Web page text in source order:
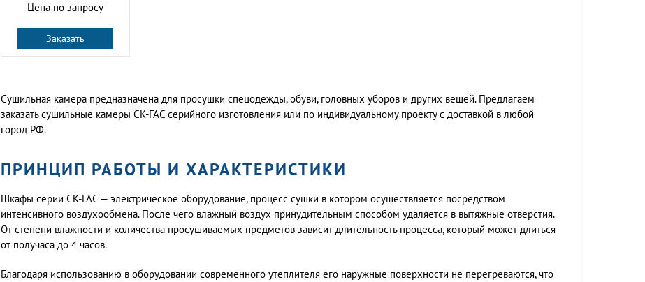
Цена по запросу
Заказать
Сушильная камера предназначена для просушки спецодежды, обуви, головных уборов и других вещей. Предлагаем
заказать сушильные камеры СК-ГАС серийного изготовления или по индивидуальному проекту с доставкой в любой
город РФ.
ПРИНЦИП РАБОТЫ И ХАРАКТЕРИСТИКИ
Шкафы серии СК-ГАС — электрическое оборудование, процесс сушки в котором осуществляется посредством
интенсивного воздухообмена. После чего влажный воздух принудительным способом удаляется в вытяжные отверстия.
От степени влажности и количества просушиваемых предметов зависит длительность процесса, который может длиться
от получаса до 4 часов.
Благодаря использованию в оборудовании современного утеплителя его наружные поверхности не перегреваются, что